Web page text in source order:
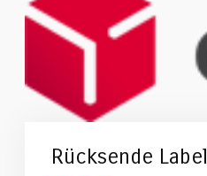
Rücksende Label